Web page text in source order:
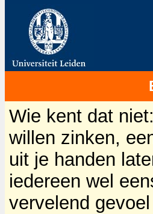
Wie kent dat
willen zinken,
uit je handen
iedereen wel
vervelend